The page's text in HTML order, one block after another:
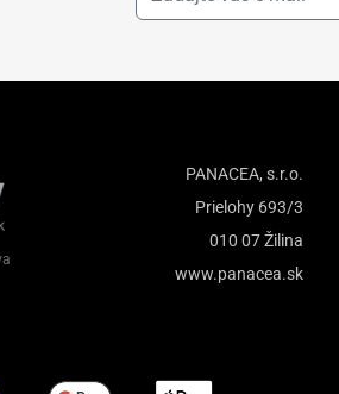
PANACEA, s.r.o.
Prielohy 693/3
010 07 Žilina
www.panacea.sk